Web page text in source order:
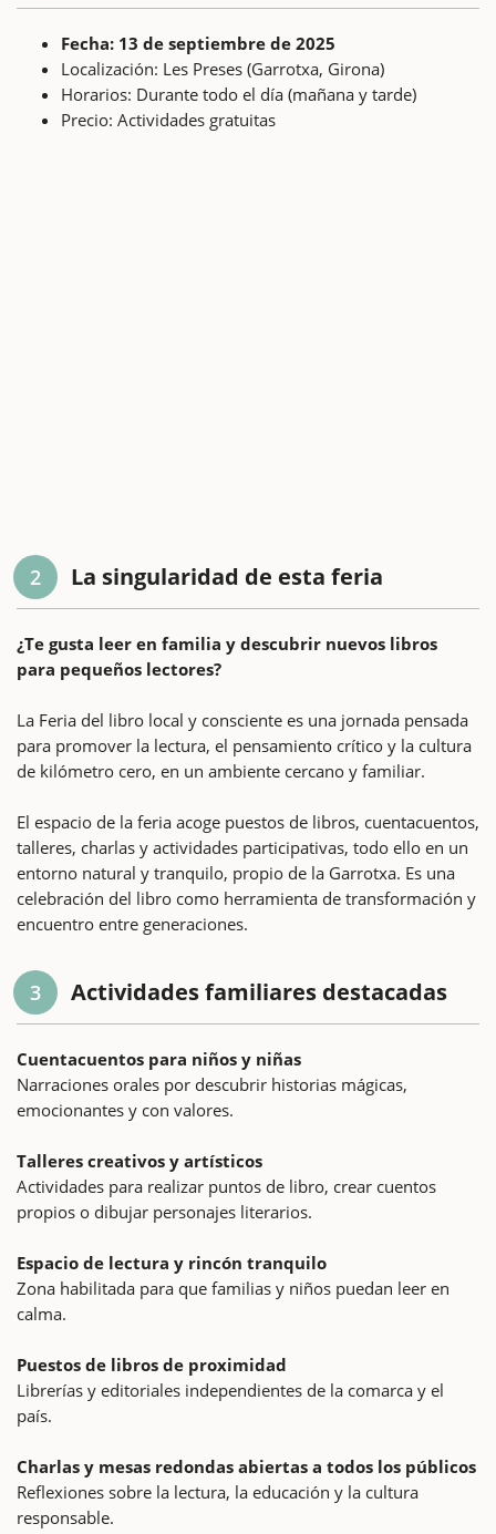
Fecha: 13 de septiembre de 2025
Localización: Les Preses (Garrotxa, Girona)
Horarios: Durante todo el día (mañana y tarde)
Precio: Actividades gratuitas
2 La singularidad de esta feria
¿Te gusta leer en familia y descubrir nuevos libros
para pequeños lectores?
La Feria del libro local y consciente es una jornada pensada
para promover la lectura, el pensamiento crítico y la cultura
de kilómetro cero, en un ambiente cercano y familiar.
El espacio de la feria acoge puestos de libros, cuentacuentos,
talleres, charlas y actividades participativas, todo ello en un
entorno natural y tranquilo, propio de la Garrotxa. Es una
celebración del libro como herramienta de transformación y
encuentro entre generaciones.
3 Actividades familiares destacadas
Cuentacuentos para niños y niñas
Narraciones orales por descubrir historias mágicas,
emocionantes y con valores.
Talleres creativos y artísticos
Actividades para realizar puntos de libro, crear cuentos
propios o dibujar personajes literarios.
Espacio de lectura y rincón tranquilo
Zona habilitada para que familias y niños puedan leer en
calma.
Puestos de libros de proximidad
Librerías y editoriales independientes de la comarca y el
país.
Charlas y mesas redondas abiertas a todos los públicos
Reflexiones sobre la lectura, la educación y la cultura
responsable.